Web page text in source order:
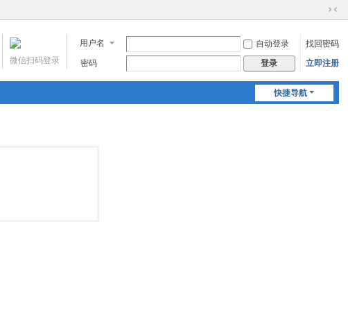
切
到
窄
用户名 自动登录
找回密码
密码
登录 立即注册
微信扫码登录
快捷导航